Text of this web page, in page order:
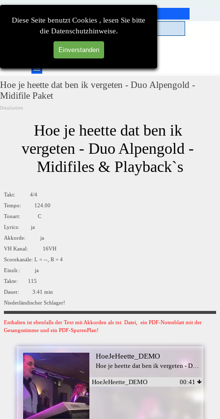
Diese Seite benutzt Cookies , lesen Sie bitte
die Datenschutzhinweise.
Einverstanden
Direkt zum Seiteninhalt
Menü überspringen
Hoe je heette dat ben ik vergeten - Duo Alpengold -
Midifile Paket
Detailseiten
Hoe je heette dat ben ik
vergeten - Duo Alpengold -
Midifiles & Playback`s
Takt: 4/4
Tempo: 124.00
Tonart: C
Lyrics: ja
Akkorde: ja
VH Kanal: 16VH
Scorekanäle: L = --, R = 4
Einzlr.: ja
Takte: 115
Dauer: 3:41 min
Niederländischer Schlager!
Enthalten ist ebenfalls der Text mit Akkorden als txt. Datei, ein PDF-Notenblatt mit der
Gesangsstimme und ein PDF-SpurenPlan!
HoeJeHeette_DEMO
Hoe je heette dat ben ik vergeten - Duo Alpengold
HoeJeHeette_DEMO 00:41